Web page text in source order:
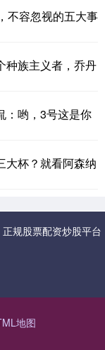
不容忽视的五大事
种族主义者，乔丹
：哟，3号这是你
大杯？就看阿森纳
正规股票配资炒股平台
地图